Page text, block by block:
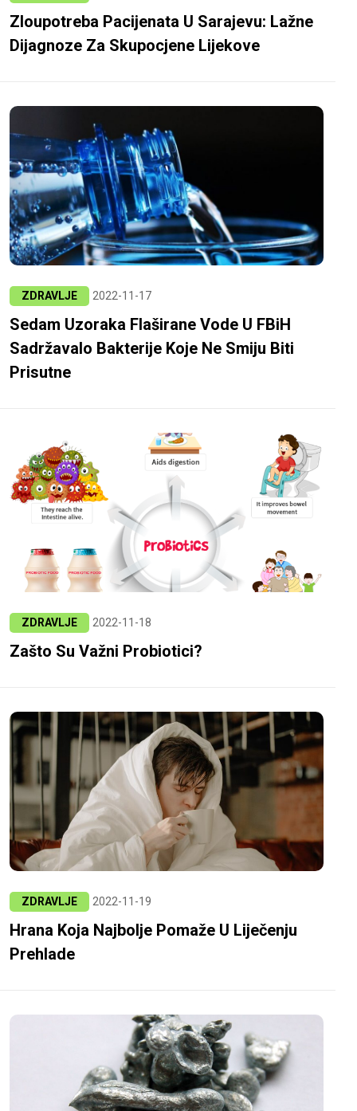
Zloupotreba Pacijenata U Sarajevu: Lažne
Dijagnoze Za Skupocjene Lijekove
ZDRAVLJE 2022-11-17
Sedam Uzoraka Flaširane Vode U FBiH
Sadržavalo Bakterije Koje Ne Smiju Biti
Prisutne
ZDRAVLJE 2022-11-18
Zašto Su Važni Probiotici?
ZDRAVLJE 2022-11-19
Hrana Koja Najbolje Pomaže U Liječenju
Prehlade